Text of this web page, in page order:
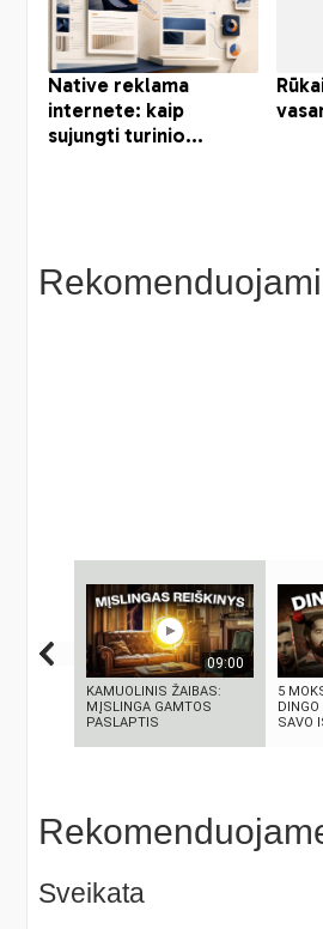
09:00
KAMUOLINIS ŽAIBAS:
MĮSLINGA GAMTOS
PASLAPTIS
5
SAVO
Sveikata